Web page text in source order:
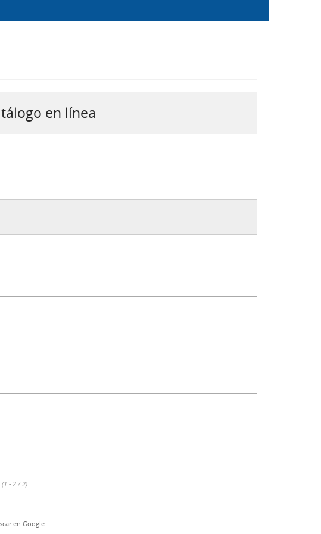
en línea
(1 - 2 / 2)
en Google